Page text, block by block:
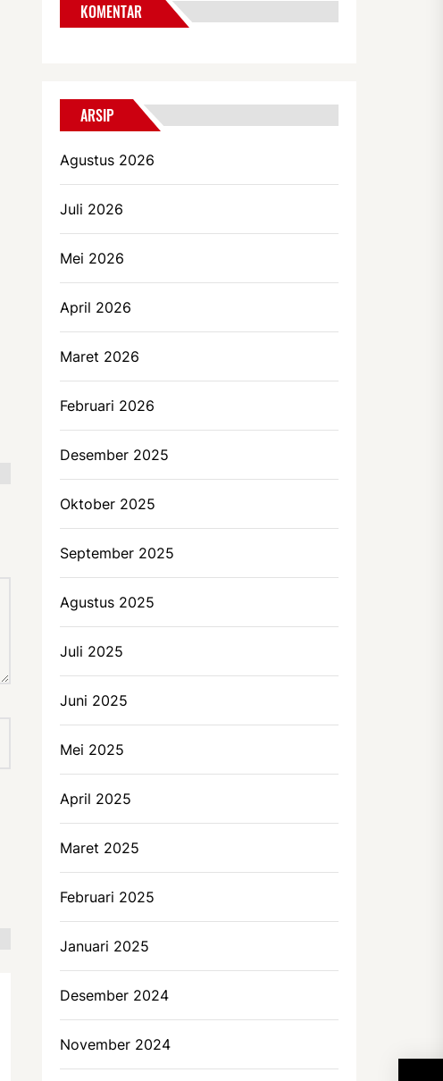
KOMENTAR
ARSIP
Agustus 2026
Juli 2026
Mei 2026
April 2026
Maret 2026
Februari 2026
Desember 2025
Oktober 2025
September 2025
Agustus 2025
Juli 2025
Juni 2025
Mei 2025
April 2025
Maret 2025
Februari 2025
Januari 2025
Desember 2024
November 2024